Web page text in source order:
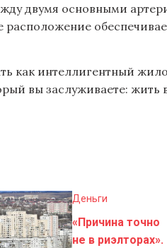
двумя основными
как интеллигентный
вы заслуживаете: жить
Деньги
«Причина точно
не в риэлторах».